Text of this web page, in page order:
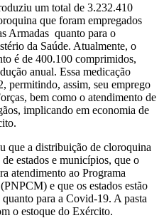
um total de 3.232.410
que foram empregados
Armadas quanto para o
da Saúde. Atualmente, o
é de 400.100 comprimidos,
anual. Essa medicação
permitindo, assim, seu emprego
bem como o atendimento de
implicando em economia de
que a distribuição de cloroquina
estados e municípios, que o
atendimento ao Programa
e que os estados estão
para a Covid-19. A pasta
o estoque do Exército.